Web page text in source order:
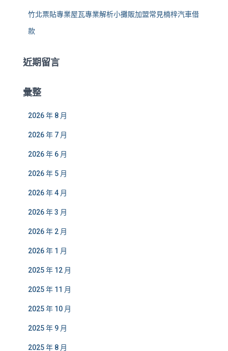
竹北票貼專業屋瓦專業解析小攤販加盟常見楠梓汽車借
款
近期留言
彙整
2026 年 8 月
2026 年 7 月
2026 年 6 月
2026 年 5 月
2026 年 4 月
2026 年 3 月
2026 年 2 月
2026 年 1 月
2025 年 12 月
2025 年 11 月
2025 年 10 月
2025 年 9 月
2025 年 8 月